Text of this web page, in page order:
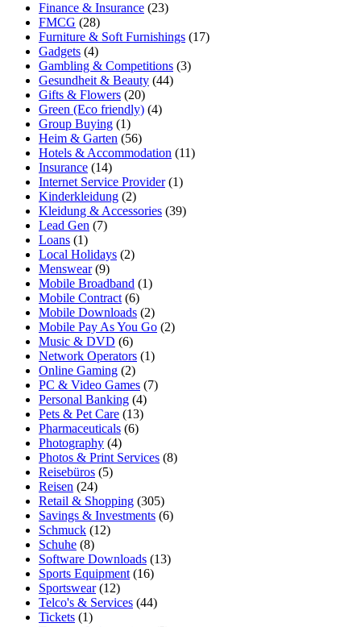
Finance & Insurance (23)
FMCG (28)
Furniture & Soft Furnishings (17)
Gadgets (4)
Gambling & Competitions (3)
Gesundheit & Beauty (44)
Gifts & Flowers (20)
Green (Eco friendly) (4)
Group Buying (1)
Heim & Garten (56)
Hotels & Accommodation (11)
Insurance (14)
Internet Service Provider(1)
Kinderkleidung (2)
Kleidung & Accessories (39)
Lead Gen (7)
Loans (1)
Local Holidays (2)
Menswear(9)
Mobile Broadband (1)
Mobile Contract (6)
Mobile Downloads (2)
Mobile Pay As You Go (2)
Music & DVD (6)
Network Operators (1)
Online Gaming (2)
PC & Video Games (7)
Personal Banking (4)
Pets & Pet Care (13)
Pharmaceuticals (6)
Photography (4)
Photos & Print Services (8)
Reisebüros (5)
Reisen (24)
Retail & Shopping (305)
Savings & Investments (6)
Schmuck (12)
Schuhe (8)
Software Downloads (13)
Sports Equipment (16)
Sportswear(12)
Telco's & Services (44)
Tickets (1)